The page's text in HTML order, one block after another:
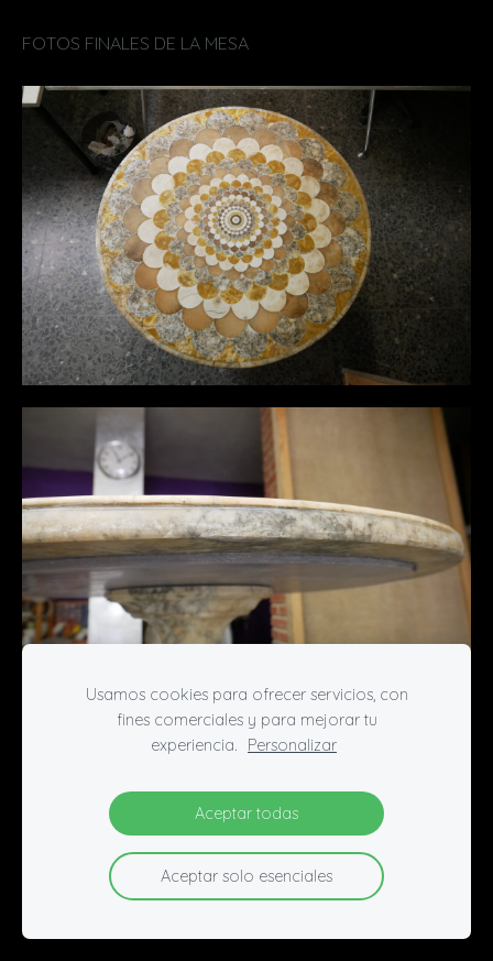
FOTOS FINALES DE LA MESA
Usamos cookies para ofrecer servicios, con
fines comerciales y para mejorar tu
experiencia.
Personalizar
Aceptar todas
Aceptar solo esenciales